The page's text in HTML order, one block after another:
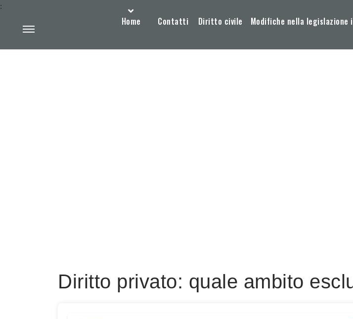
Home Contatti Diritto civile Modifiche nella legislazione
:
Diritto privato: quale ambito